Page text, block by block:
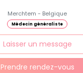
Merchtem - Belgique
Médecin généraliste
Laisser un message
Prendre rendez-vous